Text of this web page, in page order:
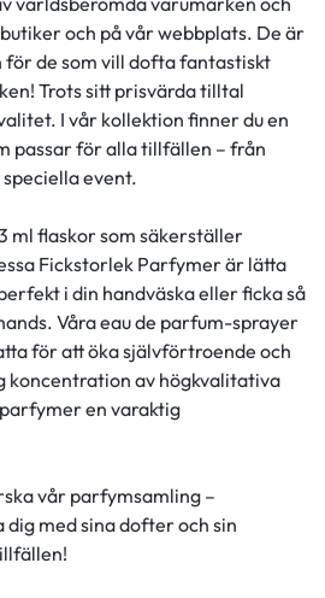
och på vår webbplats. De är
de som vill dofta fantastiskt
Trots sitt prisvärda tilltal
I vår kollektion finner du en
passar för alla tillfällen – från
event.
ml flaskor som säkerställer
Fickstorlek Parfymer är lätta
i din handväska eller ficka så
Våra eau de parfum-sprayer
för att öka självförtroende och
koncentration av högkvalitativa
en varaktig
vår parfymsamling –
med sina dofter och sin